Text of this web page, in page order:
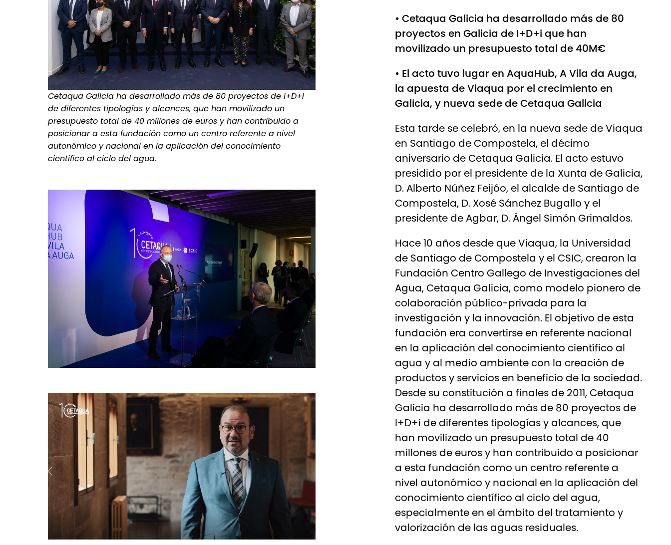
Cetaqua Galicia ha desarrollado más de 80 proyectos de I+D+i
de diferentes tipologías y alcances, que han movilizado un
presupuesto total de 40 millones de euros y han contribuido a
posicionar a esta fundación como un centro referente a nivel
autonómico y nacional en la aplicación del conocimiento
científico al ciclo del agua.
• Cetaqua Galicia ha desarrollado más de 80
proyectos en Galicia de I+D+i que han
movilizado un presupuesto total de 40M€
• El acto tuvo lugar en AquaHub, A Vila da Auga,
la apuesta de Viaqua por el crecimiento en
Galicia, y nueva sede de Cetaqua Galicia
Esta tarde se celebró, en la nueva sede de Viaqua
en Santiago de Compostela, el décimo
aniversario de Cetaqua Galicia. El acto estuvo
presidido por el presidente de la Xunta de Galicia,
D. Alberto Núñez Feijóo, el alcalde de Santiago de
Compostela, D. Xosé Sánchez Bugallo y el
presidente de Agbar, D. Ángel Simón Grimaldos.
Hace 10 años desde que Viaqua, la Universidad
de Santiago de Compostela y el CSIC, crearon la
Fundación Centro Gallego de Investigaciones del
Agua, Cetaqua Galicia, como modelo pionero de
colaboración público-privada para la
investigación y la innovación. El objetivo de esta
fundación era convertirse en referente nacional
en la aplicación del conocimiento científico al
agua y al medio ambiente con la creación de
productos y servicios en beneficio de la sociedad.
Desde su constitución a finales de 2011, Cetaqua
Galicia ha desarrollado más de 80 proyectos de
I+D+i de diferentes tipologías y alcances, que
han movilizado un presupuesto total de 40
millones de euros y han contribuido a posicionar
a esta fundación como un centro referente a
nivel autonómico y nacional en la aplicación del
conocimiento científico al ciclo del agua,
especialmente en el ámbito del tratamiento y
valorización de las aguas residuales.